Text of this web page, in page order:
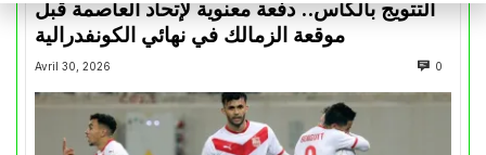
التتويج بالكأس.. دفعة معنوية لإتحاد العاصمة قبل
موقعة الزمالك في نهائي الكونفدرالية
Avril 30, 2026 0